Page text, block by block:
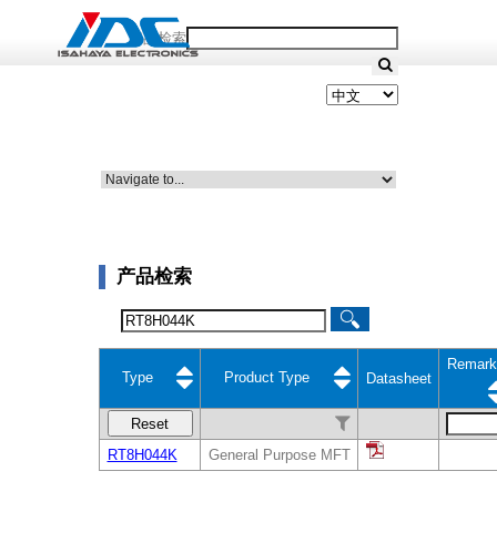
产品检索
产品检索
Type Product Type Datasheet
Reset
RT8H044K
General Purpose MFT